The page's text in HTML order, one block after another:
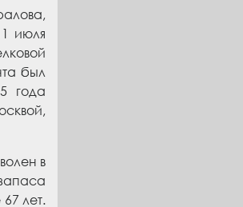
июля
был
года
в
67 лет.